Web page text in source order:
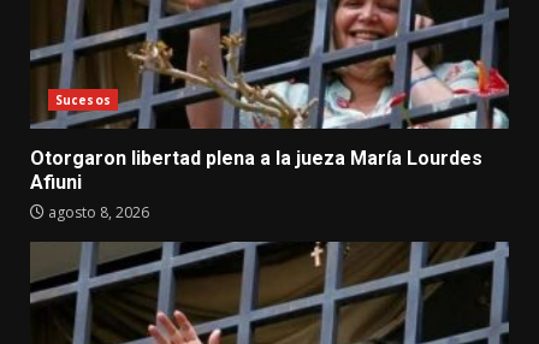
Sucesos
Otorgaron libertad plena a la jueza María Lourdes
Afiuni
agosto 8, 2026